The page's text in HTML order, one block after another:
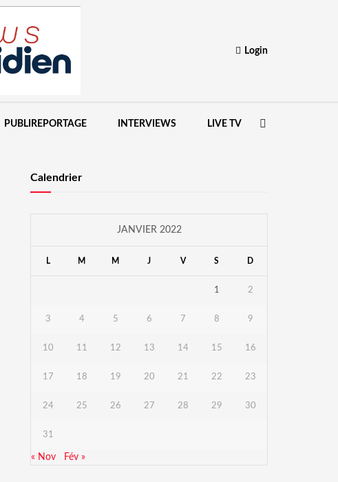
Login
PUBLIREPORTAGE INTERVIEWS LIVE TV
Calendrier
JANVIER 2022
L M M J V S D
1 2
3 4 5 6 7 8 9
10 11 12 13 14 15 16
17 18 19 20 21 22 23
24 25 26 27 28 29 30
31
« Nov Fév »